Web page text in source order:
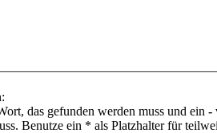
das gefunden werden muss und ein -
Benutze ein * als Platzhalter für